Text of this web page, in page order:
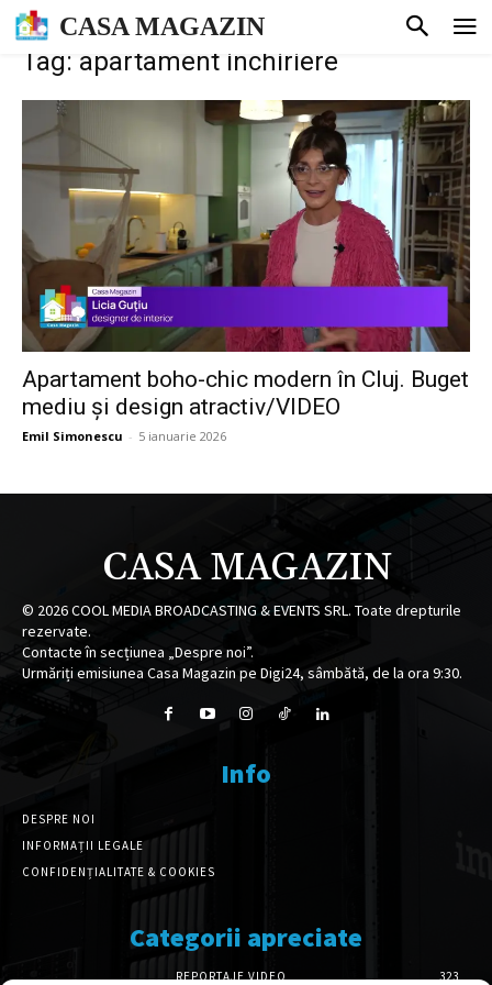
CASA MAGAZIN
Tag: apartament inchiriere
Apartament boho-chic modern în Cluj. Buget
mediu și design atractiv/VIDEO
Emil Simonescu - 5 ianuarie 2026
CASA MAGAZIN
© 2026COOL MEDIA BROADCASTING & EVENTS SRL. Toate drepturile
rezervate.
Contacte în secțiunea „Despre noi”.
Urmăriți emisiunea Casa Magazin pe Digi24, sâmbătă, de la ora 9:30.
Info
DESPRE NOI
INFORMAȚII LEGALE
CONFIDENȚIALITATE & COOKIES
Categorii apreciate
REPORTAJE VIDEO 323